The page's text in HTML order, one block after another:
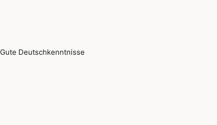
Gute Deutschkenntnisse